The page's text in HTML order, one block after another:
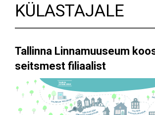
KÜLASTAJALE
Tallinna Linnamuuseum
seitsmest filiaalist